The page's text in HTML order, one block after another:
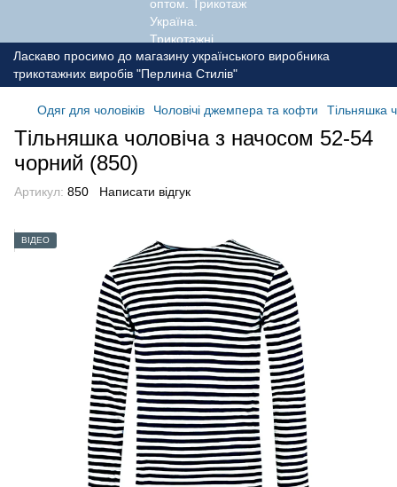
Ласкаво просимо до магазину українського виробника
трикотажних виробів "Перлина Стилів"
Одяг для чоловіків Чоловічі джемпера та кофти Тільняшка
Тільняшка чоловіча з начосом 52-54
чорний (850)
Артикул: 850 Написати відгук
ВІДЕО